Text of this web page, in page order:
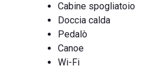
Cabine spogliatoio
Doccia calda
Pedalò
Canoe
Wi-Fi